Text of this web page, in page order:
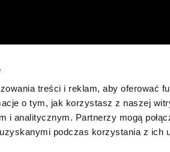
treści i reklam, aby oferować
o tym, jak korzystasz z naszej
i analitycznym. Partnerzy mogą
podczas korzystania z ich